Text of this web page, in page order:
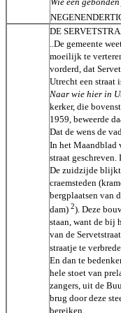
DE
..De gemeente
moeilijk te
vorderd, dat
Utrecht een straat
Naar wie hier in
kerker, die
1959, beweerde
Dat de wens de
In het Maandblad
straat
De zuidzijde blijkt
craemsteden
bergplaatsen van
dam) 2). Deze
staan, want de bij
van de
straatje te
En dan te
hele stoet van
zangers, uit de
brug door deze
bereiken.